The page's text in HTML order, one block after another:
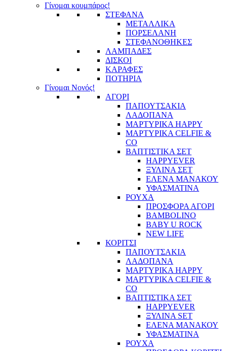
Γίνομαι κουμπάρος!
ΣΤΕΦΑΝΑ
ΜΕΤΑΛΛΙΚΑ
ΠΟΡΣΕΛΑΝΗ
ΣΤΕΦΑΝΟΘΗΚΕΣ
ΛΑΜΠΑΔΕΣ
ΔΙΣΚΟΙ
ΚΑΡΑΦΕΣ
ΠΟΤΗΡΙΑ
Γίνομαι Νονός!
ΑΓΟΡΙ
ΠΑΠΟΥΤΣΑΚΙΑ
ΛΑΔΟΠΑΝΑ
ΜΑΡΤΥΡΙΚΑ HAPPY
ΜΑΡΤΥΡΙΚΑ CELFIE &
CO
ΒΑΠΤΙΣΤΙΚΑ ΣΕΤ
HAPPYEVER
ΞΥΛΙΝΑ ΣΕΤ
ΕΛΕΝΑ ΜΑΝΑΚΟΥ
ΥΦΑΣΜΑΤΙΝΑ
ΡΟΥΧΑ
ΠΡΟΣΦΟΡΑ ΑΓΟΡΙ
BAMBOLINO
BABY U ROCK
NEW LIFE
ΚΟΡΙΤΣΙ
ΠΑΠΟΥΤΣΑΚΙΑ
ΛΑΔΟΠΑΝΑ
ΜΑΡΤΥΡΙΚΑ HAPPY
ΜΑΡΤΥΡΙΚΑ CELFIE &
CO
ΒΑΠΤΙΣΤΙΚΑ ΣΕΤ
HAPPYEVER
ΞΥΛΙΝΑ SET
ΕΛΕΝΑ ΜΑΝΑΚΟΥ
ΥΦΑΣΜΑΤΙΝΑ
ΡΟΥΧΑ